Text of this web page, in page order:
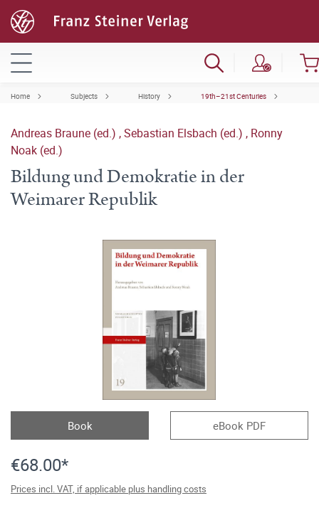
Home Subjects History 19th–21st Centuries
Andreas Braune (ed.) ,Sebastian Elsbach (ed.) , Ronny
Noak (ed.)
Bildung und Demokratie in der
Weimarer Republik
Book eBook PDF
€68.00*
Prices incl. VAT, if applicable plus handling costs